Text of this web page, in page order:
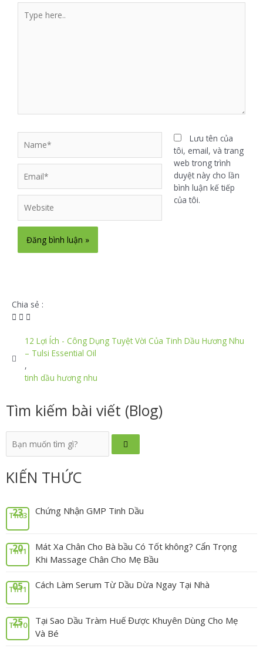
Lưu tên của
tôi, email, và trang
web trong trình
duyệt này cho lần
bình luận kế tiếp
của tôi.
Chia sẻ :
12 Lợi Ích - Công Dụng Tuyệt Vời Của Tinh Dầu Hương Nhu
– Tulsi Essential Oil
,
tinh dầu hương nhu
Tìm kiếm bài viết (Blog)
KIẾN THỨC
23
Th03 Chứng Nhận GMP Tinh Dầu
20
Th11
Mát Xa Chân Cho Bà bầu Có Tốt không? Cẩn Trọng
Khi Massage Chân Cho Mẹ Bầu
05
Th11 Cách Làm Serum Từ Dầu Dừa Ngay Tại Nhà
25
Th10
Tại Sao Dầu Tràm Huế Được Khuyên Dùng Cho Mẹ
Và Bé